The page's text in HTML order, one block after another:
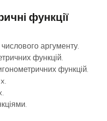
функції
аргументу.
функцій.
функцій.